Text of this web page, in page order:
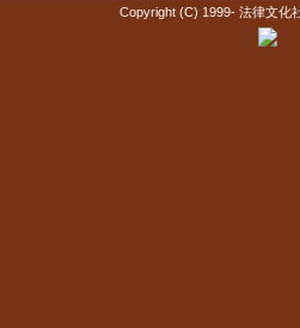
Copyright (C) 1999- 法律文化